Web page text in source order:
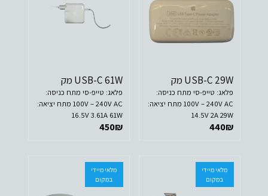
USB-C 29W מק
פלאג: טייפ-סי מתח כניסה:
100V – 240V AC מתח יציאה:
14.5V 2A 29W
440₪
USB-C 61W מק
פלאג: טייפ-סי מתח כניסה:
100V – 240V AC מתח יציאה:
16.5V 3.61A 61W
450₪
מלאי מיידי
במקום
מלאי מיידי
במקום